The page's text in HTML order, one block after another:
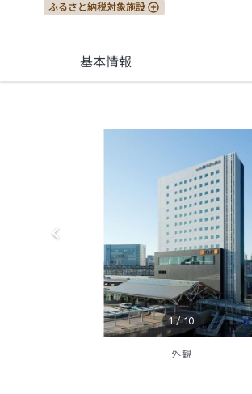
ふるさと納税対象施設
基本情報
1 /10
外観